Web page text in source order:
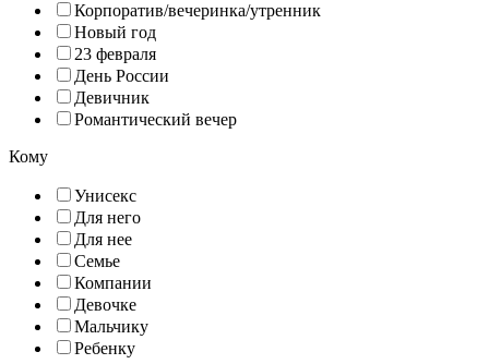
Корпоратив/вечеринка/утренник
Новый год
23 февраля
День России
Девичник
Романтический вечер
Кому
Унисекс
Для него
Для нее
Семье
Компании
Девочке
Мальчику
Ребенку